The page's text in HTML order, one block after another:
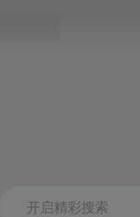
开启精彩搜索